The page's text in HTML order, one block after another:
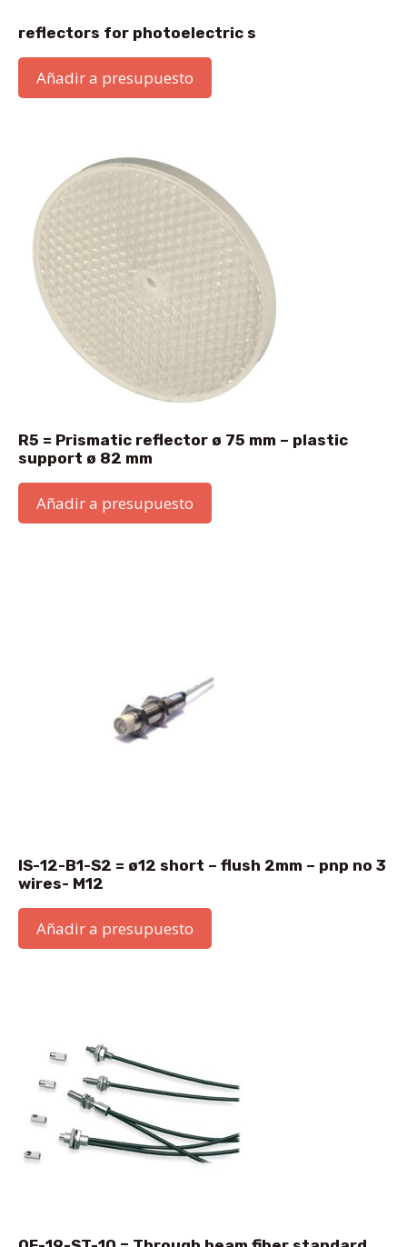
reflectors for photoelectric s
Añadir a presupuesto
R5 = Prismatic reflector ø 75 mm – plastic
support ø 82 mm
Añadir a presupuesto
IS-12-B1-S2 = ø12 short – flush 2mm – pnp no 3
wires- M12
Añadir a presupuesto